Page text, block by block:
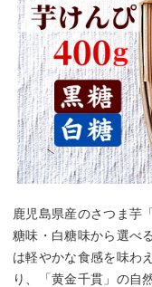
鹿児島県産のさつま芋
糖味・白糖味から選べ
は軽やかな食感を味わ
り、「黄金千貫」の自